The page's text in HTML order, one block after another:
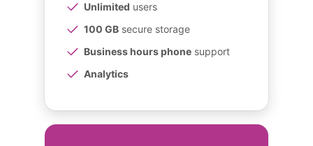
Unlimited users
100 GB secure storage
Business hours phone support
Analytics